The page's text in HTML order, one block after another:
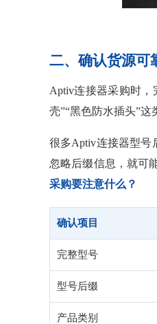
二、确认货源可
Aptiv连接器采购时，
壳”“黑色防水插头”
很多Aptiv连接器型号
忽略后缀信息，就可
采购要注意什么？
确认项目
完整型号
型号后缀
产品类别